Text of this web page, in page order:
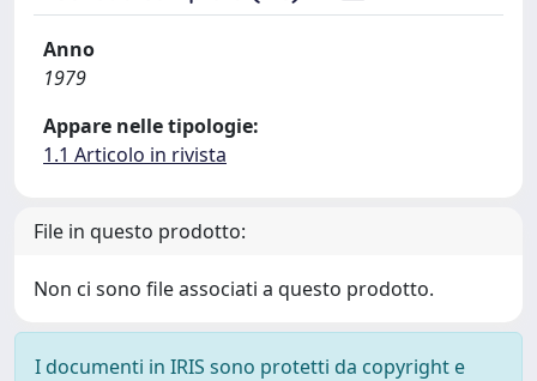
Anno
1979
Appare nelle tipologie:
1.1 Articolo in rivista
File in questo prodotto:
Non ci sono file associati a questo prodotto.
I documenti in IRIS sono protetti da copyright e